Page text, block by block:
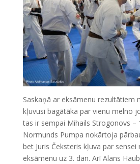
Saskaņā ar eksāmenu rezultātiem
kļuvusi bagātāka par vienu melno
tas ir sempai Mihails Strogonovs –
Normunds Pumpa nokārtoja
bet Juris Čeksteris kļuva par
eksāmenu uz 3. dan. Arī Alans